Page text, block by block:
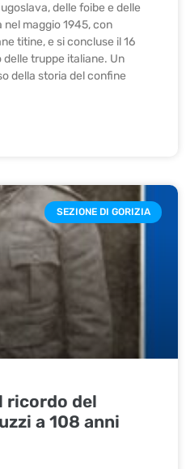
delle foibe e delle
nel maggio 1945, con
titine, e si concluse il 16
truppe italiane. Un
della storia del confine
SEZIONE DI GORIZIA
ricordo del
a 108 anni